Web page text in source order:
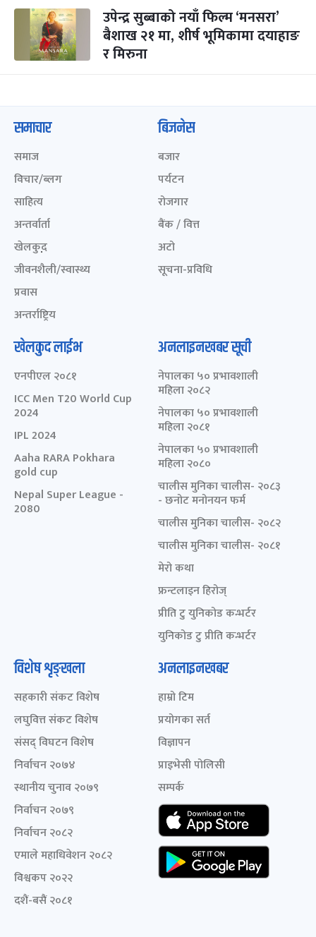
उपेन्द्र सुब्बाको नयाँ फिल्म ‘मनसरा’
बैशाख २१ मा, शीर्ष भूमिकामा दयाहाङ
र मिरुना
समाचार
समाज
विचार/ब्लग
साहित्य
अन्तर्वार्ता
खेलकुद़़
जीवनशैली/स्वास्थ्य
प्रवास
अन्तर्राष्ट्रिय
बिजनेस
बजार
पर्यटन
रोजगार
बैंक / वित्त
अटो
सूचना-प्रविधि
खेलकुद लाईभ
एनपीएल २०८१
ICC Men T20 World Cup
2024
IPL 2024
Aaha RARA Pokhara
gold cup
Nepal Super League -
2080
अनलाइनखबर सूची
नेपालका ५० प्रभावशाली
महिला २०८२
नेपालका ५० प्रभावशाली
महिला २०८१
नेपालका ५० प्रभावशाली
महिला २०८०
चालीस मुनिका चालीस- २०८३
- छनोट मनोनयन फर्म
चालीस मुनिका चालीस- २०८२
चालीस मुनिका चालीस- २०८१
मेरो कथा
फ्रन्टलाइन हिरोज्
प्रीति टु युनिकोड कन्भर्टर
युनिकोड टु प्रीति कन्भर्टर
विशेष शृङ्खला
सहकारी संकट विशेष
लघुवित्त संकट विशेष
संसद् विघटन विशेष
निर्वाचन २०७४
स्थानीय चुनाव २०७९
निर्वाचन २०७९
निर्वाचन २०८२
एमाले महाधिवेशन २०८२
विश्वकप २०२२
दशैं-बसैं २०८१
अनलाइनखबर
हाम्रो टिम
प्रयोगका सर्त
विज्ञापन
प्राइभेसी पोलिसी
सम्पर्क